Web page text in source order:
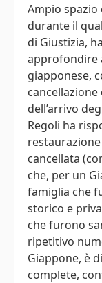
Ampio spazio
durante il
di Giustizia,
approfondire
giapponese,
dell’arrivo
Regoli ha
cancellata
che, per un
famiglia che
storico e
che furono
ripetitivo
Giappone, è
complete,